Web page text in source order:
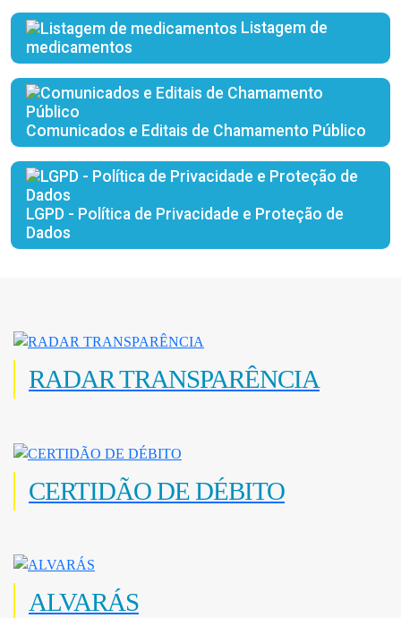
medicamentos
Comunicados e Editais de Chamamento Público
LGPD - Política de Privacidade e Proteção de
Dados
RADAR TRANSPARÊNCIA
CERTIDÃO DE DÉBITO
ALVARÁS